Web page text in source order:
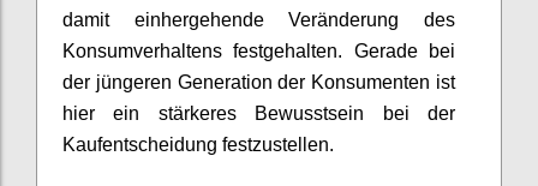
damit einhergehende Veränderung des
Konsumverhaltens festgehalten. Gerade bei
der jüngeren Generation der Konsumenten ist
hier ein stärkeres Bewusstsein bei der
Kaufentscheidung festzustellen.